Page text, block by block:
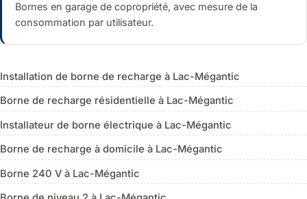
Bornes en garage de copropriété, avec mesure de la
consommation par utilisateur.
Installation de borne de recharge à Lac-Mégantic
Borne de recharge résidentielle à Lac-Mégantic
Installateur de borne électrique à Lac-Mégantic
Borne de recharge à domicile à Lac-Mégantic
Borne 240 V à Lac-Mégantic